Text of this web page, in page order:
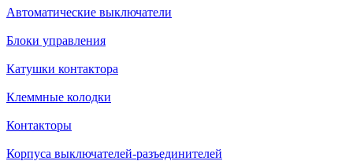
Автоматические выключатели
Блоки управления
Катушки контактора
Клеммные колодки
Контакторы
Корпуса выключателей-разъединителей